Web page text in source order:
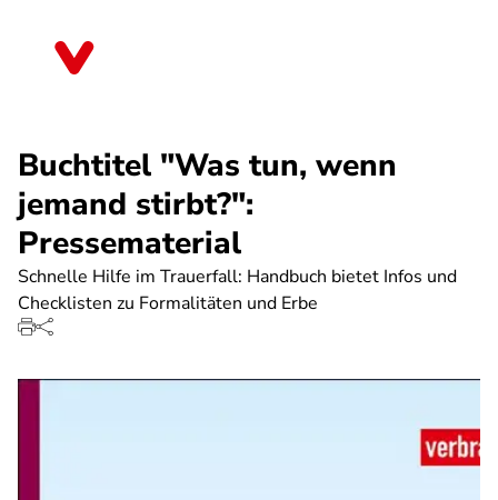
Buchtitel "Was tun, wenn
jemand stirbt?":
Pressematerial
Schnelle Hilfe im Trauerfall: Handbuch bietet Infos und
Checklisten zu Formalitäten und Erbe